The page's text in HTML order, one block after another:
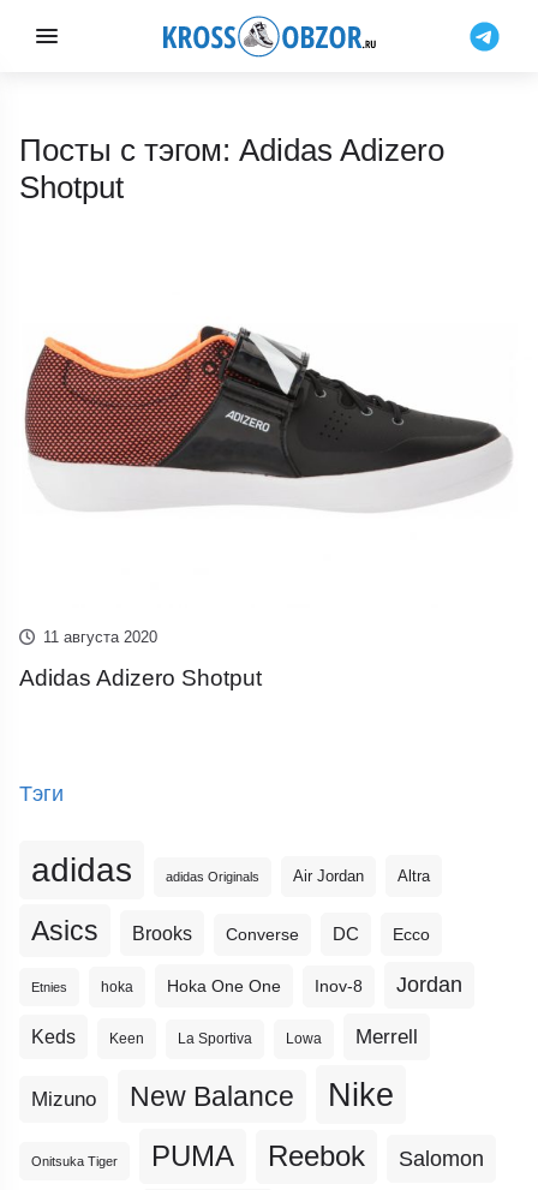
Посты с тэгом: Adidas Adizero
Shotput
11 августа 2020
Adidas Adizero Shotput
Тэги
adidas adidas Originals Air Jordan Altra
Asics Brooks Converse DC Ecco
Etnies hoka Hoka One One Inov-8 Jordan
Keds Keen La Sportiva Lowa Merrell
Mizuno New Balance Nike
Onitsuka Tiger PUMA Reebok Salomon